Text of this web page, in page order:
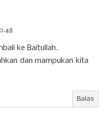
ke Baitullah.
dan mampukan kita
Balas